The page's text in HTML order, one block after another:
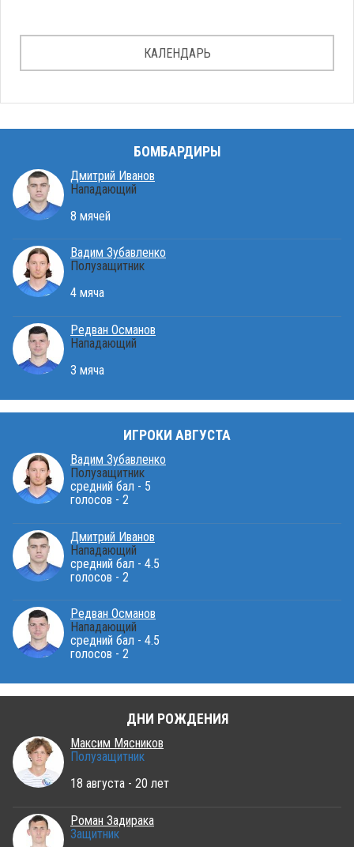
КАЛЕНДАРЬ
БОМБАРДИРЫ
Дмитрий Иванов
Нападающий
8 мячей
Вадим Зубавленко
Полузащитник
4 мяча
Редван Османов
Нападающий
3 мяча
ИГРОКИ АВГУСТА
Вадим Зубавленко
Полузащитник
средний бал - 5
голосов - 2
Дмитрий Иванов
Нападающий
средний бал - 4.5
голосов - 2
Редван Османов
Нападающий
средний бал - 4.5
голосов - 2
ДНИ РОЖДЕНИЯ
Максим Мясников
Полузащитник
18 августа - 20 лет
Роман Задирака
Защитник